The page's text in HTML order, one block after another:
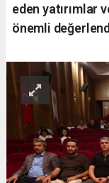
eden yatırımlar
önemli